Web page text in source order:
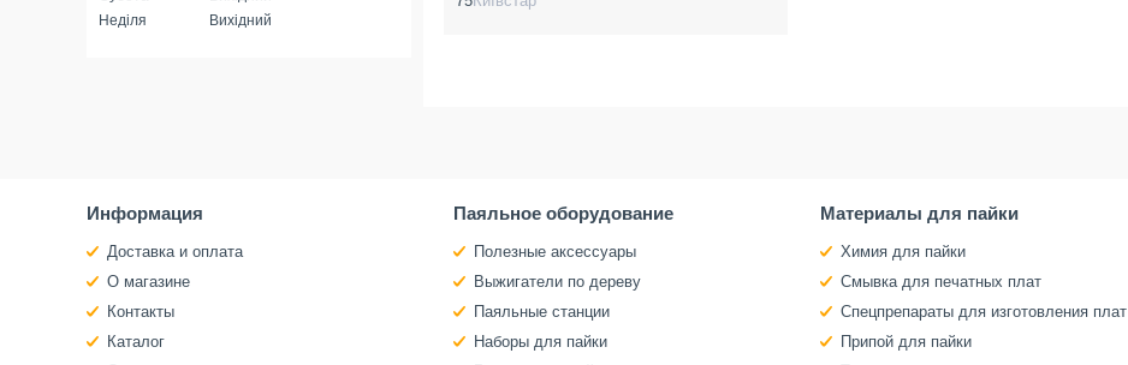
Неділя
Вихідний
Информация
Доставка и оплата
О магазине
Контакты
Каталог
Паяльное оборудование
Полезные аксессуары
Выжигатели по дереву
Паяльные станции
Наборы для пайки
Материалы для пайки
Химия для пайки
Смывка для печатных плат
Спецпрепараты для изготовления плат
Припой для пайки